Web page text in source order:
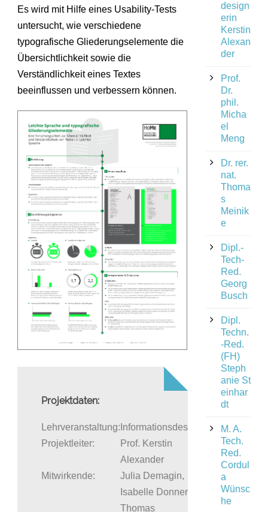
Es wird mit Hilfe eines Usability-Tests
untersucht, wie verschiedene
typografische Gliederungselemente die
Übersichtlichkeit sowie die
Verständlichkeit eines Textes
beeinflussen und verbessern können.
Projektdaten:
Lehrveranstaltung: Informationsdesign
Projektleiter:
Prof. Kerstin
Alexander
Mitwirkende:
Julia Demagin,
Isabelle Donner,
Thomas
design
erin
Kerstin
Alexan
der
Prof.
Dr.
phil.
Micha
el
Meng
Dr. rer.
nat.
Thoma
s
Meinik
e
Dipl.-
Tech-
Red.
Georg
Busch
Dipl.
Techn.
-Red.
(FH)
Steph
anie St
einhar
dt
M. A.
Tech.
Red.
Cordul
a
Wünsc
he